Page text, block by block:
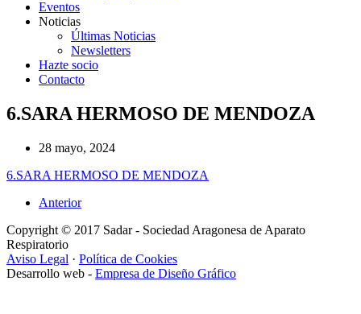
Eventos
Noticias
Últimas Noticias
Newsletters
Hazte socio
Contacto
6.SARA HERMOSO DE MENDOZA
28 mayo, 2024
6.SARA HERMOSO DE MENDOZA
Anterior
Copyright © 2017 Sadar - Sociedad Aragonesa de Aparato
Respiratorio
Aviso Legal · Política de Cookies
Desarrollo web - Empresa de Diseño Gráfico